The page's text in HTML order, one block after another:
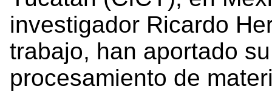
investigador Ricardo
trabajo, han aportado
procesamiento de